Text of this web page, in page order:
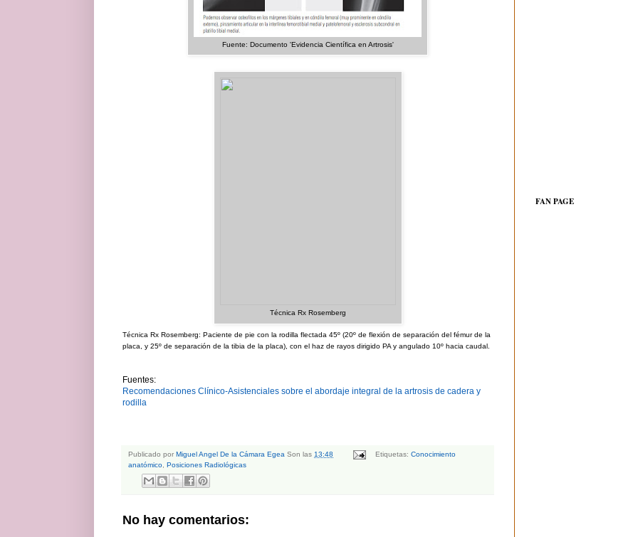
Fuente: Documento 'Evidencia Científica en Artrosis'
Técnica Rx Rosemberg
Técnica Rx Rosemberg: Paciente de pie con la rodilla flectada 45º (20º de flexión de separación del fémur de la
placa, y 25º de separación de la tibia de la placa), con el haz de rayos dirigido PA y angulado 10º hacia caudal.
Fuentes:
Recomendaciones Clínico-Asistenciales sobre el abordaje integral de la artrosis de cadera y
rodilla
Publicado por Miguel Angel De la Cámara Egea Son las 13:48 Etiquetas: Conocimiento
anatómico Posiciones Radiológicas
No hay comentarios:
FAN PAGE